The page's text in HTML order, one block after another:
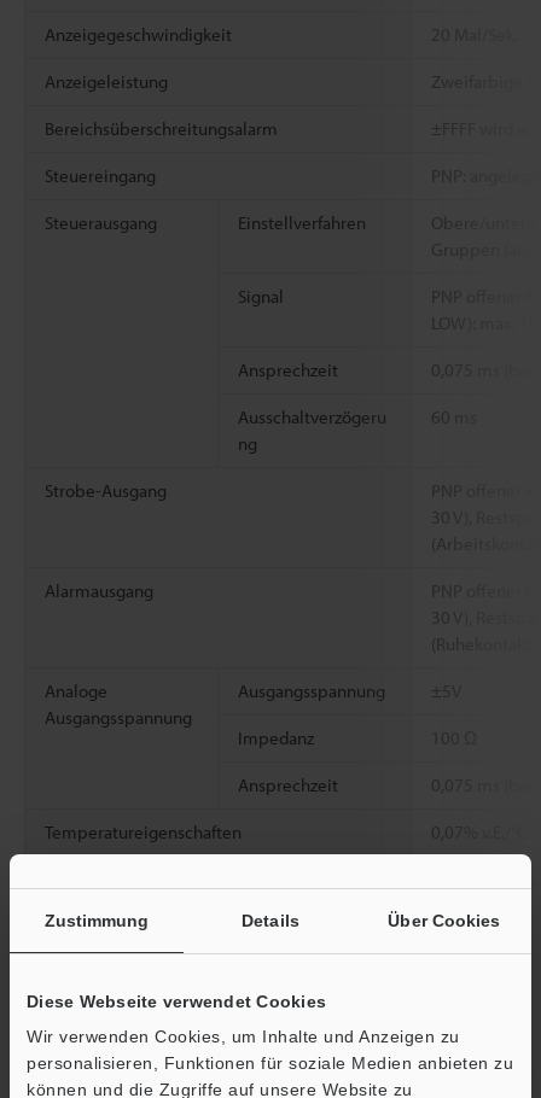
Zustimmung Details Über Cookies
Diese Webseite verwendet Cookies
Wir verwenden Cookies, um Inhalte und Anzeigen zu
personalisieren, Funktionen für soziale Medien anbieten zu
können und die Zugriffe auf unsere Website zu
Anzeigegeschwindigkeit 20 Mal/Sek.
Anzeigeleistung Zweifarbige
Bereichsüberschreitungsalarm ±FFFF wird
Steuereingang PNP:
Steuerausgang Einstellverfahren
Obere/untere
Gruppen
Signal
PNP offener
LOW): max.
Ansprechzeit 0,075 ms (bei
Ausschaltverzögeru
ng
60 ms
Strobe-Ausgang
PNP offener
30 V),
Alarmausgang
PNP offener
30 V),
(Ruhekontakt)
Analoge
Ausgangsspannung
Ausgangsspannung ±5V
Impedanz
Ansprechzeit 0,075 ms (bei
Temperatureigenschaften 0,07% v.E./°C
Stromaufnahme max. 240 mA
Umgebungsbestän
digkeit
Umgebungstemper
atur
Relative
35 bis 85%,